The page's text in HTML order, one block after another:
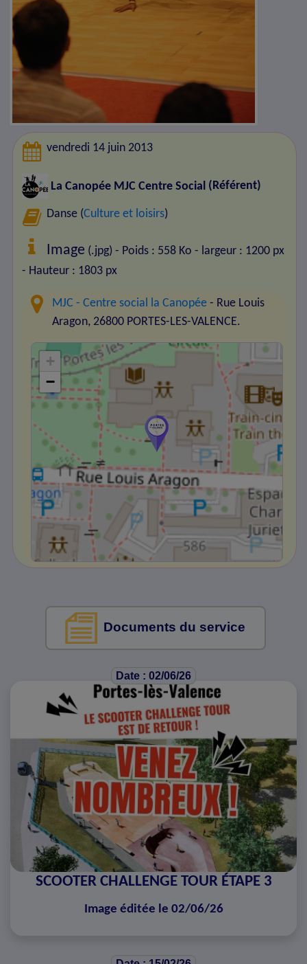
vendredi 14 juin 2013
La Canopée MJC Centre Social (Référent)
Danse (Culture et loisirs)
Image (.jpg) - Poids : 558 Ko - largeur : 1200 px
- Hauteur : 1803 px
MJC - Centre social la Canopée - Rue Louis
Aragon, 26800 PORTES-LES-VALENCE.
+
−
Documents du service
Date : 02/06/26
SCOOTER CHALLENGE TOUR ÉTAPE 3
Image éditée le 02/06/26